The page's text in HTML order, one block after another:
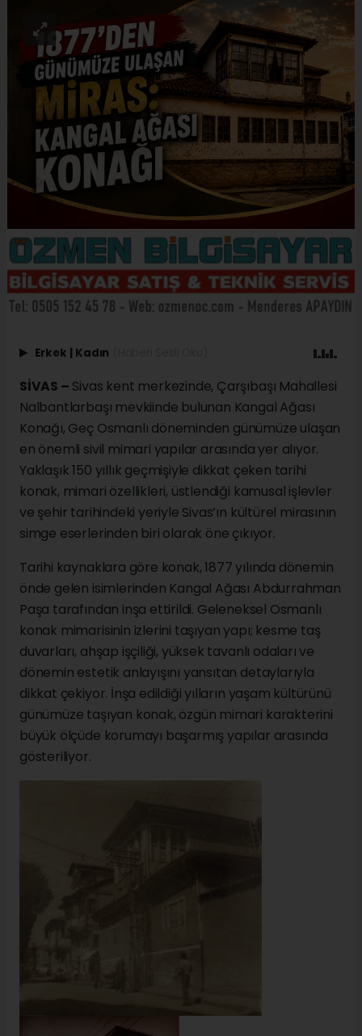
Erkek | Kadın
SİVAS – Sivas kent merkezinde, Çarşıbaşı Mahallesi
Nalbantlarbaşı mevkiinde bulunan Kangal Ağası
Konağı, Geç Osmanlı döneminden günümüze ulaşan
en önemli sivil mimari yapılar arasında yer alıyor.
Yaklaşık 150 yıllık geçmişiyle dikkat çeken tarihi
konak, mimari özellikleri, üstlendiği kamusal işlevler
ve şehir tarihindeki yeriyle Sivas’ın kültürel mirasının
simge eserlerinden biri olarak öne çıkıyor.
Tarihi kaynaklara göre konak, 1877 yılında dönemin
önde gelen isimlerinden Kangal Ağası Abdurrahman
Paşa tarafından inşa ettirildi. Geleneksel Osmanlı
konak mimarisinin izlerini taşıyan yapı; kesme taş
duvarları, ahşap işçiliği, yüksek tavanlı odaları ve
dönemin estetik anlayışını yansıtan detaylarıyla
dikkat çekiyor. İnşa edildiği yılların yaşam kültürünü
günümüze taşıyan konak, özgün mimari karakterini
büyük ölçüde korumayı başarmış yapılar arasında
gösteriliyor.